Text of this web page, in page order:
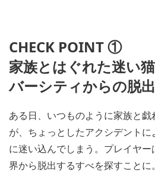
CHECK POINT ①
家族とはぐれた迷い
バーシティからの脱
ある日、いつものように家族と
が、ちょっとしたアクシデント
に迷い込んでしまう。プレイヤ
界から脱出するすべを探すこと